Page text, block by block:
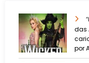
das
por